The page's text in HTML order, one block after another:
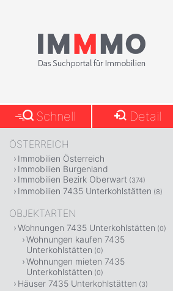
Schnell Detail
ÖSTERREICH
Immobilien Österreich
Immobilien Burgenland
Immobilien Bezirk Oberwart (374)
Immobilien 7435 Unterkohlstätten (8)
OBJEKTARTEN
Wohnungen 7435 Unterkohlstätten (0)
Wohnungen kaufen 7435
Unterkohlstätten (0)
Wohnungen mieten 7435
Unterkohlstätten (0)
Häuser 7435 Unterkohlstätten (3)